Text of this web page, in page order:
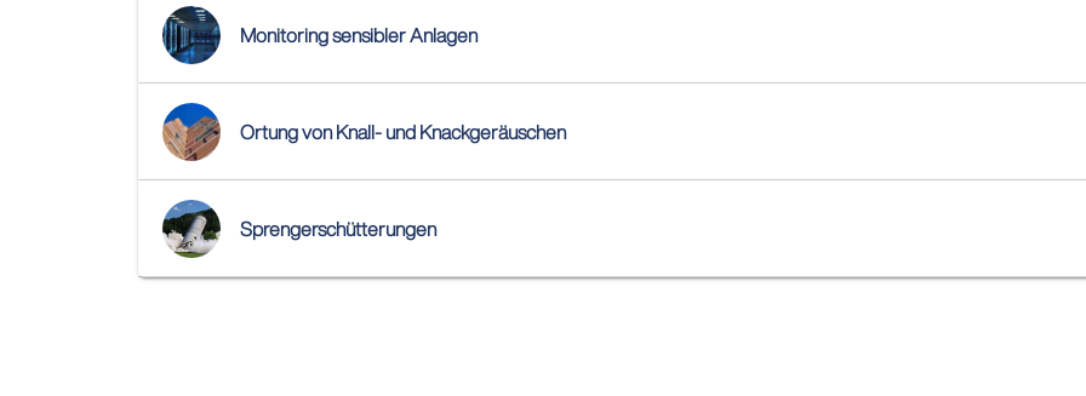
Monitoring sensibler Anlagen
Ortung von Knall- und Knackgeräuschen
Sprengerschütterungen